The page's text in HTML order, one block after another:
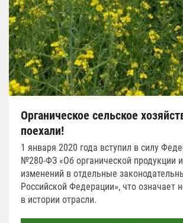
Органическое сельское
поехали!
1 января 2020 года вступил в силу
№280-ФЗ «Об органической продукции
изменений в отдельные
Российской Федерации», что означает
в истории отрасли.